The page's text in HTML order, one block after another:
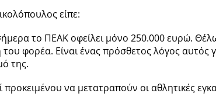
είπε:
το ΠΕΑΚ οφείλει μόνο 250.000 ευρώ.
φορέα. Είναι ένας πρόσθετος λόγος αυτός
της.
να μετατραπούν οι αθλητικές